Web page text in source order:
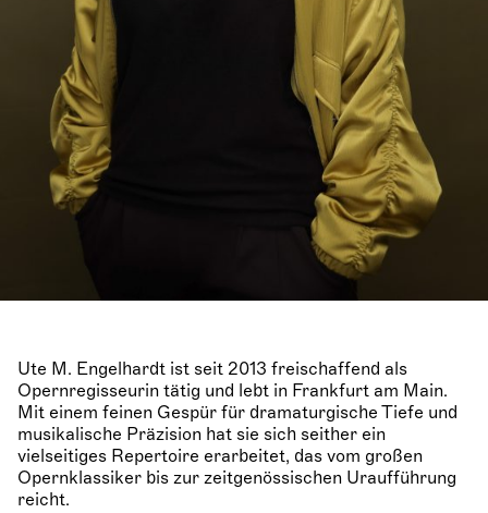
Ute M. Engelhardt ist seit 2013 freischaffend als
Opernregisseurin tätig und lebt in Frankfurt am Main.
Mit einem feinen Gespür für dramaturgische Tiefe und
musikalische Präzision hat sie sich seither ein
vielseitiges Repertoire erarbeitet, das vom großen
Opernklassiker bis zur zeitgenössischen Uraufführung
reicht.